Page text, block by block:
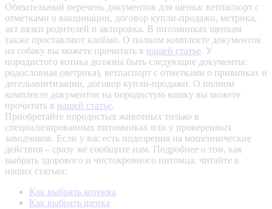
Обязательный перечень документов для щенка: ветпаспорт с
отметками о вакцинации, договор купли-продажи, метрика,
акт вязки родителей и актировка. В питомниках щенкам
также проставляют клеймо. О полном комплекте документов
на собаку вы можете прочитать в нашей статье. У
породистого котика должны быть следующие документы:
родословная (метрика), ветпаспорт с отметками о прививках и
дегельминтизации, договор купли-продажи. О полном
комплекте документов на породистую кошку вы можете
прочитать в нашей статье.
Приобретайте породистых животных только в
специализированных питомниках или у проверенных
заводчиков. Если у вас есть подозрения на мошеннические
действия – сразу же сообщите нам. Подробнее о том, как
выбрать здорового и чистокровного питомца, читайте в
наших статьях:
Как выбрать котенка
Как выбрать щенка